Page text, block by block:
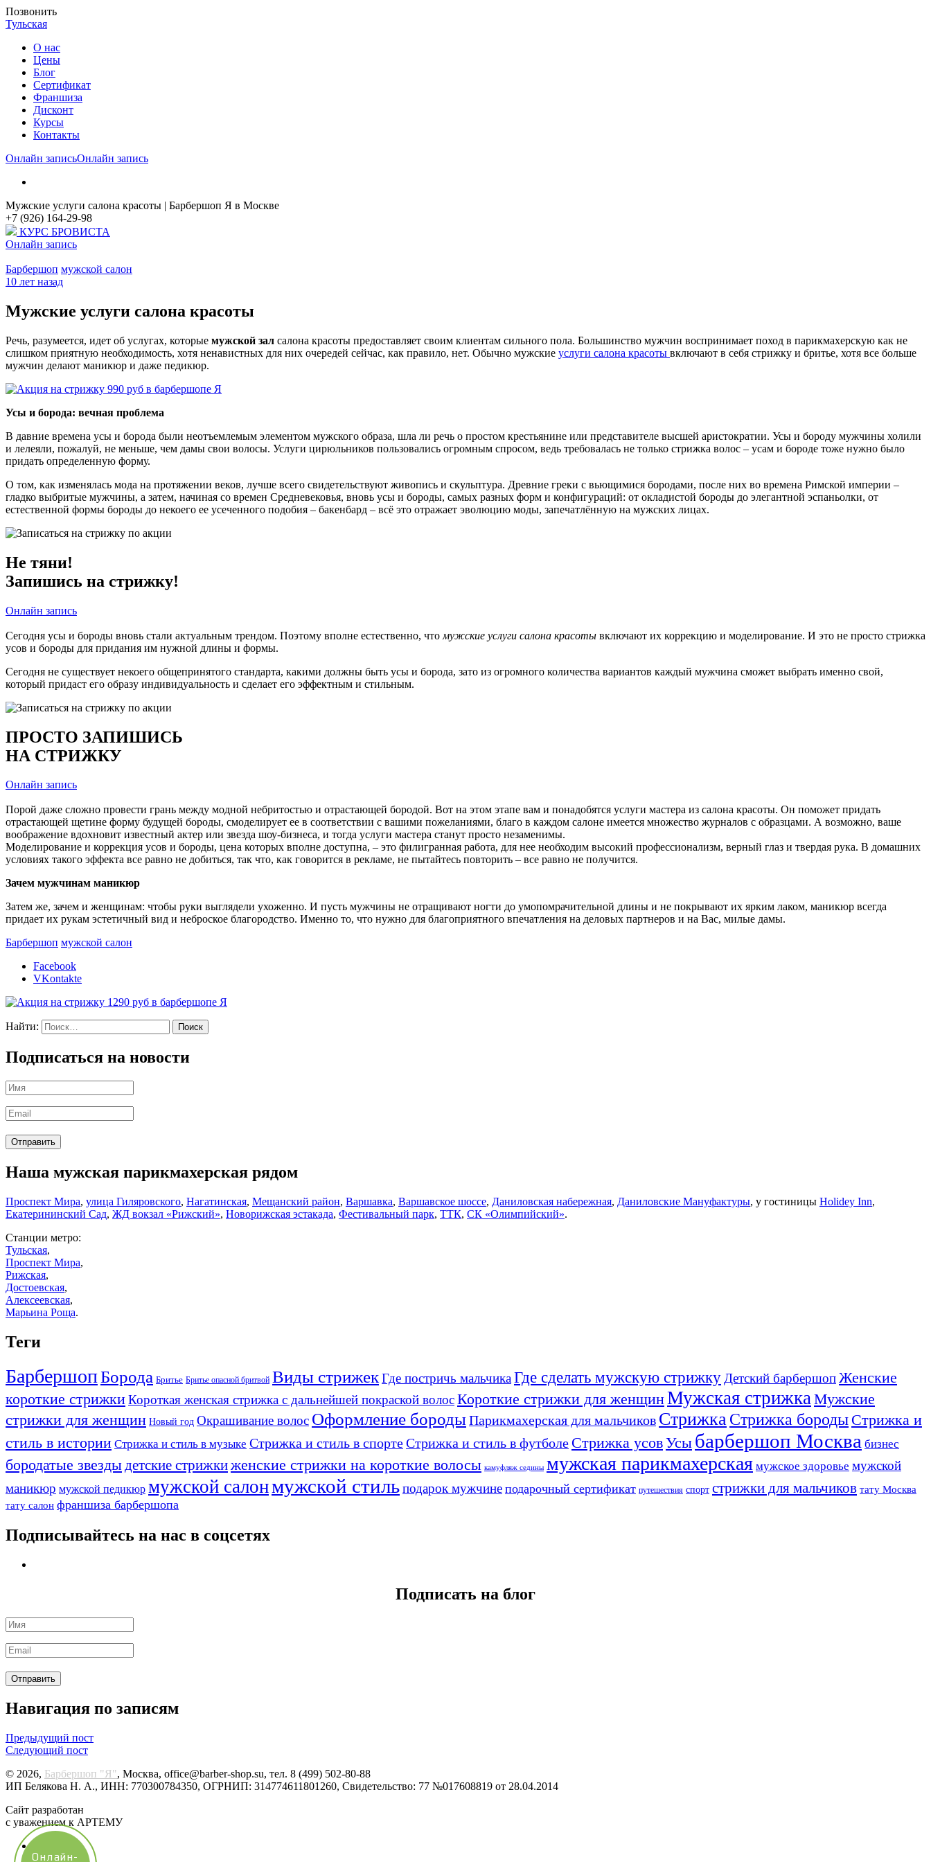
Позвонить
Тульская
О нас
Цены
Блог
Cертификат
Франшиза
Дисконт
Курсы
Контакты
Онлайн записьОнлайн запись
Мужские услуги салона красоты | Барбершоп Я в Москве
+7 (926) 164-29-98
КУРС БРОВИСТА
Онлайн запись
Барбершоп мужской салон
10 лет назад
Мужские услуги салона красоты
Речь, разумеется, идет об услугах, которые мужской зал салона красоты предоставляет своим клиентам сильного пола. Большинство мужчин воспринимает поход в парикмахерскую как не
слишком приятную необходимость, хотя ненавистных для них очередей сейчас, как правило, нет. Обычно мужские услуги салона красоты включают в себя стрижку и бритье, хотя все больше
мужчин делают маникюр и даже педикюр.
Усы и борода: вечная проблема
В давние времена усы и борода были неотъемлемым элементом мужского образа, шла ли речь о простом крестьянине или представителе высшей аристократии. Усы и бороду мужчины холили
и лелеяли, пожалуй, не меньше, чем дамы свои волосы. Услуги цирюльников пользовались огромным спросом, ведь требовалась не только стрижка волос – усам и бороде тоже нужно было
придать определенную форму.
О том, как изменялась мода на протяжении веков, лучше всего свидетельствуют живопись и скульптура. Древние греки с вьющимися бородами, после них во времена Римской империи –
гладко выбритые мужчины, а затем, начиная со времен Средневековья, вновь усы и бороды, самых разных форм и конфигураций: от окладистой бороды до элегантной эспаньолки, от
естественной формы бороды до некоего ее усеченного подобия – бакенбард – всё это отражает эволюцию моды, запечатлённую на мужских лицах.
Не тяни!
Запишись на стрижку!
Онлайн запись
Сегодня усы и бороды вновь стали актуальным трендом. Поэтому вполне естественно, что мужские услуги салона красоты включают их коррекцию и моделирование. И это не просто стрижка
усов и бороды для придания им нужной длины и формы.
Сегодня не существует некоего общепринятого стандарта, какими должны быть усы и борода, зато из огромного количества вариантов каждый мужчина сможет выбрать именно свой,
который придаст его образу индивидуальность и сделает его эффектным и стильным.
ПРОСТО ЗАПИШИСЬ
НА СТРИЖКУ
Онлайн запись
Порой даже сложно провести грань между модной небритостью и отрастающей бородой. Вот на этом этапе вам и понадобятся услуги мастера из салона красоты. Он поможет придать
отрастающей щетине форму будущей бороды, смоделирует ее в соответствии с вашими пожеланиями, благо в каждом салоне имеется множество журналов с образцами. А возможно, ваше
воображение вдохновит известный актер или звезда шоу-бизнеса, и тогда услуги мастера станут просто незаменимы.
Моделирование и коррекция усов и бороды, цена которых вполне доступна, – это филигранная работа, для нее необходим высокий профессионализм, верный глаз и твердая рука. В домашних
условиях такого эффекта все равно не добиться, так что, как говорится в рекламе, не пытайтесь повторить – все равно не получится.
Зачем мужчинам маникюр
Затем же, зачем и женщинам: чтобы руки выглядели ухоженно. И пусть мужчины не отращивают ногти до умопомрачительной длины и не покрывают их ярким лаком, маникюр всегда
придает их рукам эстетичный вид и неброское благородство. Именно то, что нужно для благоприятного впечатления на деловых партнеров и на Вас, милые дамы.
Барбершоп мужской салон
Facebook
VKontakte
Найти:
Подписаться на новости
Наша мужская парикмахерская рядом
Проспект Мира, улица Гиляровского, Нагатинская, Мещанский район, Варшавка, Варшавское шоссе, Даниловская набережная, Даниловские Мануфактуры, у гостиницы Holidey Inn,
Екатерининский Сад, ЖД вокзал «Рижский», Новорижская эстакада, Фестивальный парк, ТТК, СК «Олимпийский».
Станции метро:
Тульская,
Проспект Мира,
Рижская,
Достоевская,
Алексеевская,
Марьина Роща.
Теги
БарбершопБорода Бритье Бритье опасной бритвой Виды стрижекГде постричь мальчикаГде сделать мужскую стрижку Детский барбершопЖенские
короткие стрижкиКороткая женская стрижка с дальнейшей покраской волосКороткие стрижки для женщинМужская стрижка Мужские
стрижки для женщин Новый год Окрашивание волос Оформление бородыПарикмахерская для мальчиков СтрижкаСтрижка бороды Стрижка и
стиль в истории Стрижка и стиль в музыке Стрижка и стиль в спортеСтрижка и стиль в футболе Стрижка усовУсы барбершоп Москва бизнес
бородатые звездыдетские стрижкиженские стрижки на короткие волосы камуфляж седины мужская парикмахерская мужское здоровье мужской
маникюр мужской педикюр мужской салонмужской стильподарок мужчине подарочный сертификат путешествия спорт стрижки для мальчиков тату Москва
тату салон франшиза барбершопа
Подписывайтесь на нас в соцсетях
Подписать на блог
Навигация по записям
Предыдущий пост
Следующий пост
© 2026, Барбершоп "Я", Москва, office@barber-shop.su, тел. 8 (499) 502-80-88
ИП Белякова Н. А., ИНН: 770300784350, ОГРНИП: 314774611801260, Свидетельство: 77 №017608819 от 28.04.2014
Сайт разработан
с уважением к АРТЕМУ
Онлайн-